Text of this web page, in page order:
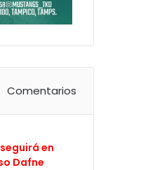
Comentarios
en
Dafne